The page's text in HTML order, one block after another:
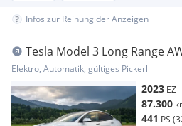
Infos zur Reihung der Anzeigen
Tesla Model 3 Long Range
Elektro, Automatik, gültiges Pickerl
2023 EZ
87.300
441 PS